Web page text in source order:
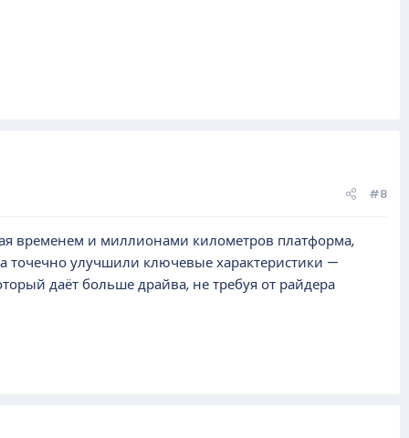
#8
временем и миллионами километров платформа,
точечно улучшили ключевые характеристики —
даёт больше драйва, не требуя от райдера